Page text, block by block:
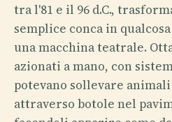
tra l'81 e il 96 d.C.,
semplice conca in
una macchina teatrale.
azionati a mano, con
potevano sollevare
attraverso botole nel